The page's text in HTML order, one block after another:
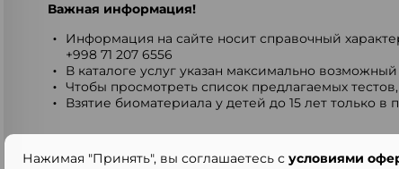
Важная информация!
Информация на сайте носит справочный
+998 71 207 6556
В каталоге услуг указан максимально
Чтобы просмотреть список предлагаемых
Взятие биоматериала у детей до 15 лет только в
Нажимая "Принять", вы соглашаетесь с условиями